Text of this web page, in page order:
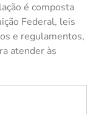
é composta
Federal, leis
e regulamentos,
atender às